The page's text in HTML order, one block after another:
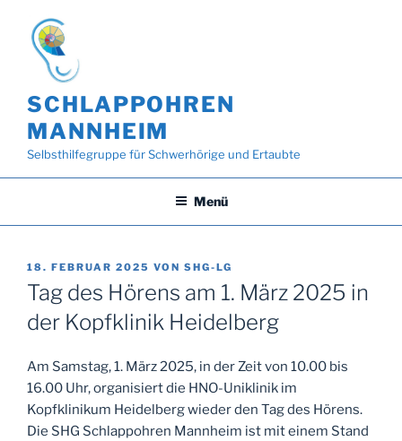
Inhalt
springen
SCHLAPPOHREN
MANNHEIM
Selbsthilfegruppe für Schwerhörige und Ertaubte
Menü
VERÖFFENTLICHT
AM
18. FEBRUAR 2025 VON SHG-LG
Tag des Hörens am 1. März 2025 in
der Kopfklinik Heidelberg
Am Samstag, 1. März 2025, in der Zeit von 10.00 bis
16.00 Uhr, organisiert die HNO-Uniklinik im
Kopfklinikum Heidelberg wieder den Tag des Hörens.
Die SHG Schlappohren Mannheim ist mit einem Stand